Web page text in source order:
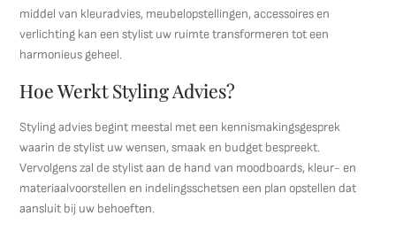
middel van kleuradvies, meubelopstellingen, accessoires en
verlichting kan een stylist uw ruimte transformeren tot een
harmonieus geheel.
Hoe Werkt Styling Advies?
Styling advies begint meestal met een kennismakingsgesprek
waarin de stylist uw wensen, smaak en budget bespreekt.
Vervolgens zal de stylist aan de hand van moodboards, kleur- en
materiaalvoorstellen en indelingsschetsen een plan opstellen dat
aansluit bij uw behoeften.